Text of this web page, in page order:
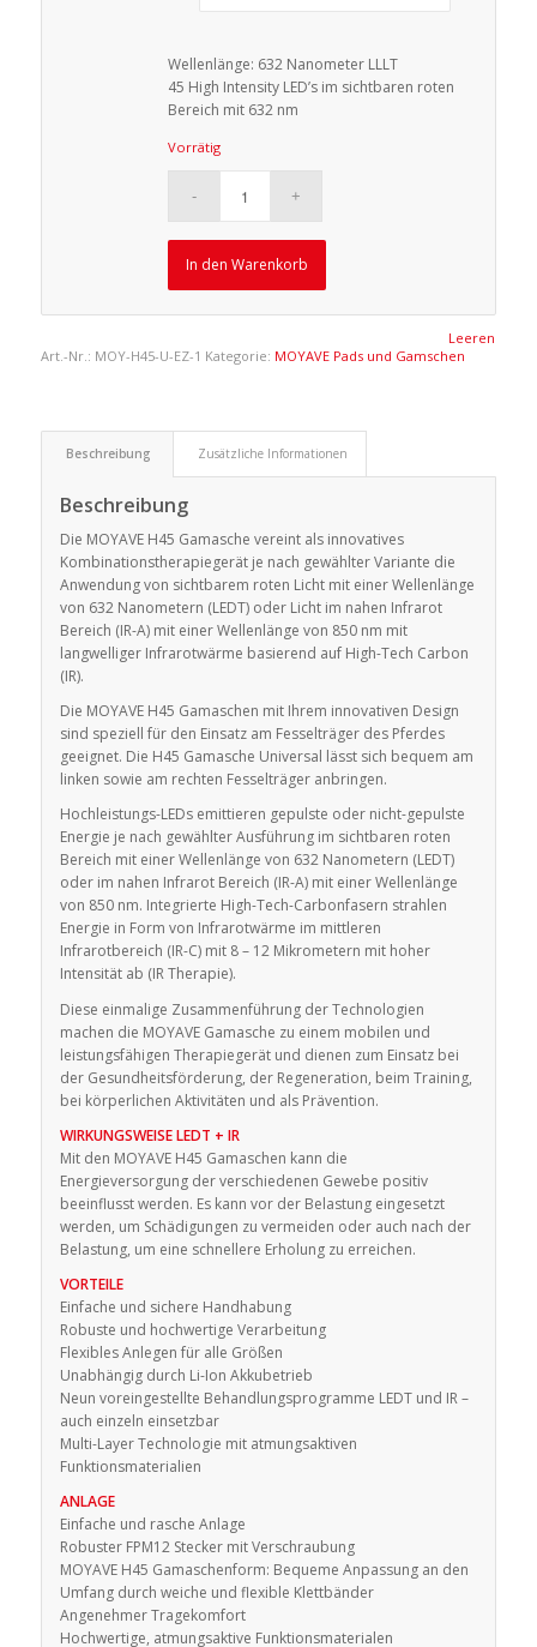
Leeren
Wellenlänge: 632 Nanometer LLLT
45 High Intensity LED’s im sichtbaren roten
Bereich mit 632 nm
Vorrätig
In den Warenkorb
Art.-Nr.: MOY-H45-U-EZ-1 Kategorie: MOYAVE Pads und Gamschen
Beschreibung Zusätzliche Informationen
Beschreibung
Die MOYAVE H45 Gamasche vereint als innovatives
Kombinationstherapiegerät je nach gewählter Variante die
Anwendung von sichtbarem roten Licht mit einer Wellenlänge
von 632 Nanometern (LEDT) oder Licht im nahen Infrarot
Bereich (IR-A) mit einer Wellenlänge von 850 nm mit
langwelliger Infrarotwärme basierend auf High-Tech Carbon
(IR).
Die MOYAVE H45 Gamaschen mit Ihrem innovativen Design
sind speziell für den Einsatz am Fesselträger des Pferdes
geeignet. Die H45 Gamasche Universal lässt sich bequem am
linken sowie am rechten Fesselträger anbringen.
Hochleistungs-LEDs emittieren gepulste oder nicht-gepulste
Energie je nach gewählter Ausführung im sichtbaren roten
Bereich mit einer Wellenlänge von 632 Nanometern (LEDT)
oder im nahen Infrarot Bereich (IR-A) mit einer Wellenlänge
von 850 nm. Integrierte High-Tech-Carbonfasern strahlen
Energie in Form von Infrarotwärme im mittleren
Infrarotbereich (IR-C) mit 8 – 12 Mikrometern mit hoher
Intensität ab (IR Therapie).
Diese einmalige Zusammenführung der Technologien
machen die MOYAVE Gamasche zu einem mobilen und
leistungsfähigen Therapiegerät und dienen zum Einsatz bei
der Gesundheitsförderung, der Regeneration, beim Training,
bei körperlichen Aktivitäten und als Prävention.
WIRKUNGSWEISE LEDT + IR
Mit den MOYAVE H45 Gamaschen kann die
Energieversorgung der verschiedenen Gewebe positiv
beeinflusst werden. Es kann vor der Belastung eingesetzt
werden, um Schädigungen zu vermeiden oder auch nach der
Belastung, um eine schnellere Erholung zu erreichen.
VORTEILE
Einfache und sichere Handhabung
Robuste und hochwertige Verarbeitung
Flexibles Anlegen für alle Größen
Unabhängig durch Li-Ion Akkubetrieb
Neun voreingestellte Behandlungsprogramme LEDT und IR –
auch einzeln einsetzbar
Multi-Layer Technologie mit atmungsaktiven
Funktionsmaterialien
ANLAGE
Einfache und rasche Anlage
Robuster FPM12 Stecker mit Verschraubung
MOYAVE H45 Gamaschenform: Bequeme Anpassung an den
Umfang durch weiche und flexible Klettbänder
Angenehmer Tragekomfort
Hochwertige, atmungsaktive Funktionsmaterialen